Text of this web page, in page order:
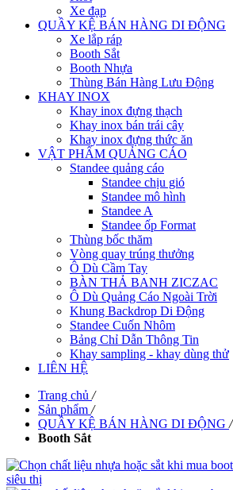
Xe đạp
QUẦY KỆ BÁN HÀNG DI ĐỘNG
Xe lắp ráp
Booth Sắt
Booth Nhựa
Thùng Bán Hàng Lưu Động
KHAY INOX
Khay inox đựng thạch
Khay inox bán trái cây
Khay inox đựng thức ăn
VẬT PHẨM QUẢNG CÁO
Standee quảng cáo
Standee chịu gió
Standee mô hình
Standee A
Standee ốp Format
Thùng bốc thăm
Vòng quay trúng thưởng
Ô Dù Cầm Tay
BÀN THẢ BANH ZICZAC
Ô Dù Quảng Cáo Ngoài Trời
Khung Backdrop Di Động
Standee Cuốn Nhôm
Bảng Chỉ Dẫn Thông Tin
Khay sampling - khay dùng thử
LIÊN HỆ
Trang chủ /
Sản phẩm /
QUẦY KỆ BÁN HÀNG DI ĐỘNG /
Booth Sắt